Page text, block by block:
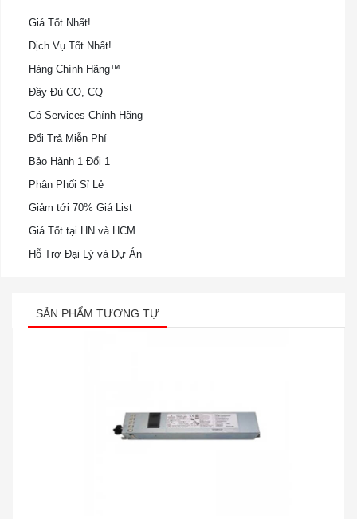
Giá Tốt Nhất!
Dịch Vụ Tốt Nhất!
Hàng Chính Hãng™
Đầy Đủ CO, CQ
Có Services Chính Hãng
Đổi Trả Miễn Phí
Bảo Hành 1 Đổi 1
Phân Phối Sỉ Lẻ
Giảm tới 70% Giá List
Giá Tốt tại HN và HCM
Hỗ Trợ Đại Lý và Dự Án
SẢN PHẨM TƯƠNG TỰ